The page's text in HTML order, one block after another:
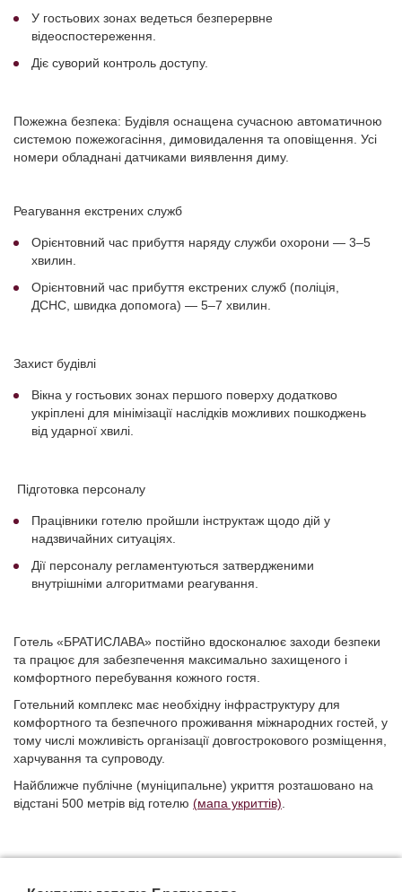
У гостьових зонах ведеться безперервне
відеоспостереження.
Діє суворий контроль доступу.
Пожежна безпека: Будівля оснащена сучасною автоматичною
системою пожежогасіння, димовидалення та оповіщення. Усі
номери обладнані датчиками виявлення диму.
Реагування екстрених служб
Орієнтовний час прибуття наряду служби охорони — 3–5
хвилин.
Орієнтовний час прибуття екстрених служб (поліція,
ДСНС, швидка допомога) — 5–7 хвилин.
Захист будівлі
Вікна у гостьових зонах першого поверху додатково
укріплені для мінімізації наслідків можливих пошкоджень
від ударної хвилі.
Підготовка персоналу
Працівники готелю пройшли інструктаж щодо дій у
надзвичайних ситуаціях.
Дії персоналу регламентуються затвердженими
внутрішніми алгоритмами реагування.
Готель «БРАТИСЛАВА» постійно вдосконалює заходи безпеки
та працює для забезпечення максимально захищеного і
комфортного перебування кожного гостя.
Готельний комплекс має необхідну інфраструктуру для
комфортного та безпечного проживання міжнародних гостей, у
тому числі можливість організації довгострокового розміщення,
харчування та супроводу.
Найближче публічне (муніципальне) укриття розташовано на
відстані 500 метрів від готелю (мапа укриттів).